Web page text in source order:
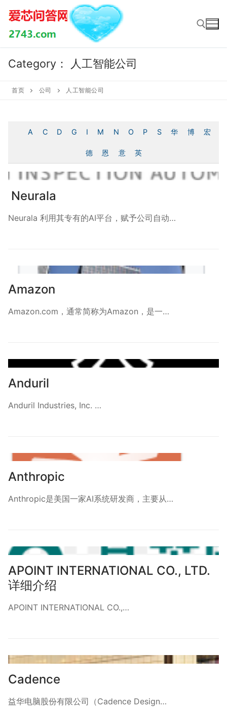
Skip
content
Search for:
Category： 人工智能公司
首页 公司 人工智能公司
A C D G I M N O P S 华 博 宏
德 恩 意 英
Neurala
Neurala 利用其专有的AI平台，赋予公司自动…
Amazon
Amazon.com，通常简称为Amazon，是一…
Anduril
Anduril Industries, Inc. …
Anthropic
Anthropic是美国一家AI系统研发商，主要从…
APOINT INTERNATIONAL CO., LTD.
详细介绍
APOINT INTERNATIONAL CO.,…
Cadence
益华电脑股份有限公司（Cadence Design…